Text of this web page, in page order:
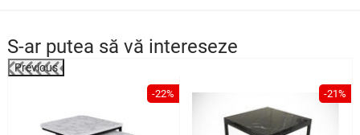
S-ar putea să vă intereseze
Previous
-22% -21%